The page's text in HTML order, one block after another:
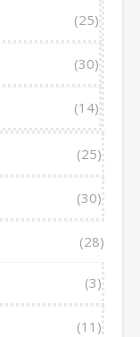
(25)
(30)
(14)
(25)
(30)
(28)
(3)
(11)